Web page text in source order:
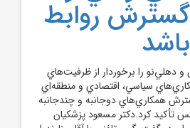
گسترش روابط
دهلي‌نو را برخوردار از ظرفيت‌هاي
سياسي، اقتصادي و منطقه‌اي
همکاري‌هاي دوجانبه و چندجانبه
تأکيد کرد.دکتر مسعود پزشکيان